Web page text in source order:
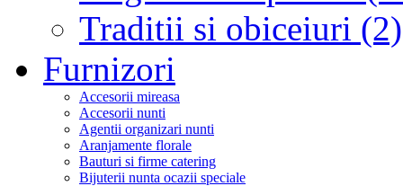
Traditii si obiceiuri (2)
Furnizori
Accesorii mireasa
Accesorii nunti
Agentii organizari nunti
Aranjamente florale
Bauturi si firme catering
Bijuterii nunta ocazii speciale